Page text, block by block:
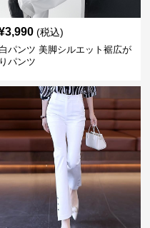
3,990 (税込)
白パンツ 美脚シルエット裾広が
りパンツ